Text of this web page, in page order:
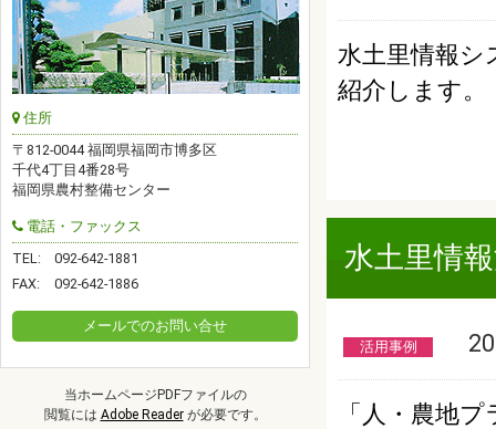
水土里情報シ
紹介します。
水土里情
活用事例
「人・農地
住所
〒812-0044 福岡県福岡市博多区
千代4丁目4番28号
福岡県農村整備センター
電話・ファックス
TEL:
092-642-1881
FAX:
092-642-1886
メールでのお問い合せ
当ホームページPDFファイルの
閲覧には Adobe Readerが必要です。